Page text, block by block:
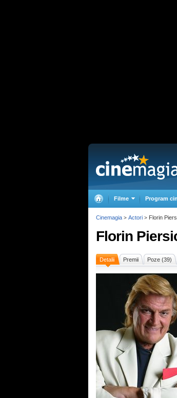
Filme Program
Florin
Detalii Premii Poze (39)
Cinemagia > Actori > Florin